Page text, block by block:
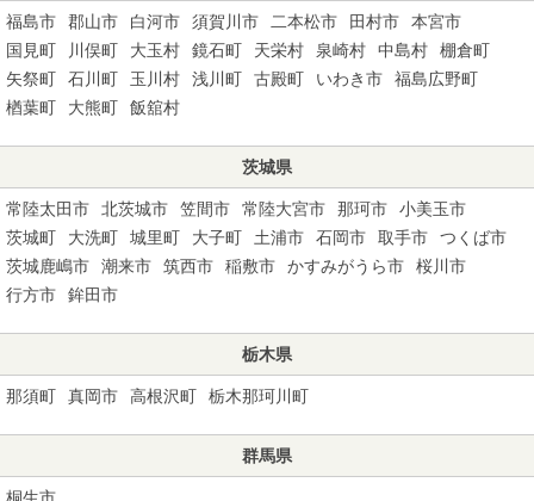
福島市 郡山市 白河市 須賀川市 二本松市 田村市
本宮市
国見町
川俣町 大玉村 鏡石町 天栄村 泉崎村 中島村
棚倉町
矢祭町
石川町 玉川村 浅川町 古殿町 いわき市
福島広野町
楢葉町
大熊町 飯舘村
茨城県
常陸太田市 北茨城市 笠間市 常陸大宮市 那珂市
小美玉市
茨城町
大洗町 城里町 大子町 土浦市 石岡市 取手市
つくば市
茨城鹿嶋市
潮来市 筑西市 稲敷市 かすみがうら市
桜川市
行方市
鉾田市
栃木県
那須町 真岡市 高根沢町 栃木那珂川町
群馬県
桐生市